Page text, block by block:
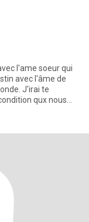
l'ame soeur qui
avec l'âme de
J'irai te
qux nous